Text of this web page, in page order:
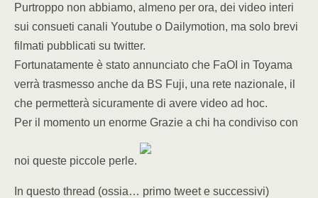
Purtroppo non abbiamo, almeno per ora, dei video interi
sui consueti canali Youtube o Dailymotion, ma solo brevi
filmati pubblicati su twitter.
Fortunatamente è stato annunciato che FaOI in Toyama
verrà trasmesso anche da BS Fuji, una rete nazionale, il
che permetterà sicuramente di avere video ad hoc.
Per il momento un enorme Grazie a chi ha condiviso con
noi queste piccole perle.
In questo thread (ossia… primo tweet e successivi)